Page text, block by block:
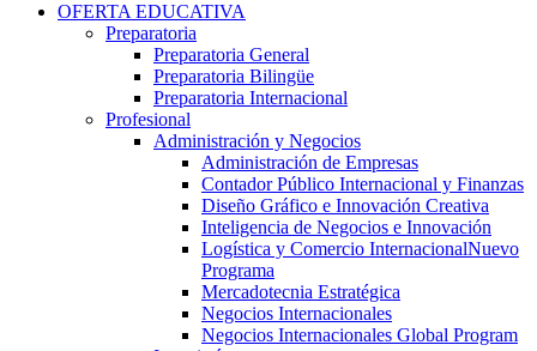
OFERTA EDUCATIVA
Preparatoria
Preparatoria General
Preparatoria Bilingüe
Preparatoria Internacional
Profesional
Administración y Negocios
Administración de Empresas
Contador Público Internacional y Finanzas
Diseño Gráfico e Innovación Creativa
Inteligencia de Negocios e Innovación
Logística y Comercio InternacionalNuevo
Programa
Mercadotecnia Estratégica
Negocios Internacionales
Negocios Internacionales Global Program